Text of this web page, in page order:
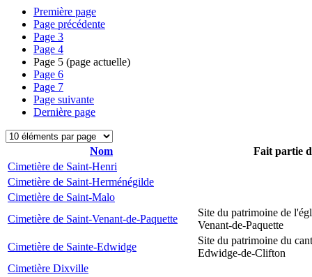
Première page
Page précédente
Page 3
Page 4
Page 5 (page actuelle)
Page 6
Page 7
Page suivante
Dernière page
Nom
Fait partie
Cimetière de Saint-Henri
Cimetière de Saint-Herménégilde
Cimetière de Saint-Malo
Cimetière de Saint-Venant-de-Paquette
Site du patrimoine de
Venant-de-Paquette
Cimetière de Sainte-Edwidge
Site du patrimoine du
Edwidge-de-Clifton
Cimetière Dixville